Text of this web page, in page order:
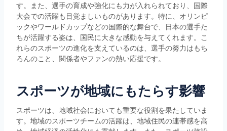
す。また、選手の育成や強化にも力が入れられており、国際
大会での活躍も目覚ましいものがあります。特に、オリンピ
ックやワールドカップなどの国際的な舞台で、日本の選手た
ちが活躍する姿は、国民に大きな感動を与えてくれます。こ
れらのスポーツの進化を支えているのは、選手の努力はもち
ろんのこと、関係者やファンの熱い応援です。
スポーツが地域にもたらす影響
スポーツは、地域社会においても重要な役割を果たしていま
す。地域のスポーツチームの活躍は、地域住民の連帯感を高